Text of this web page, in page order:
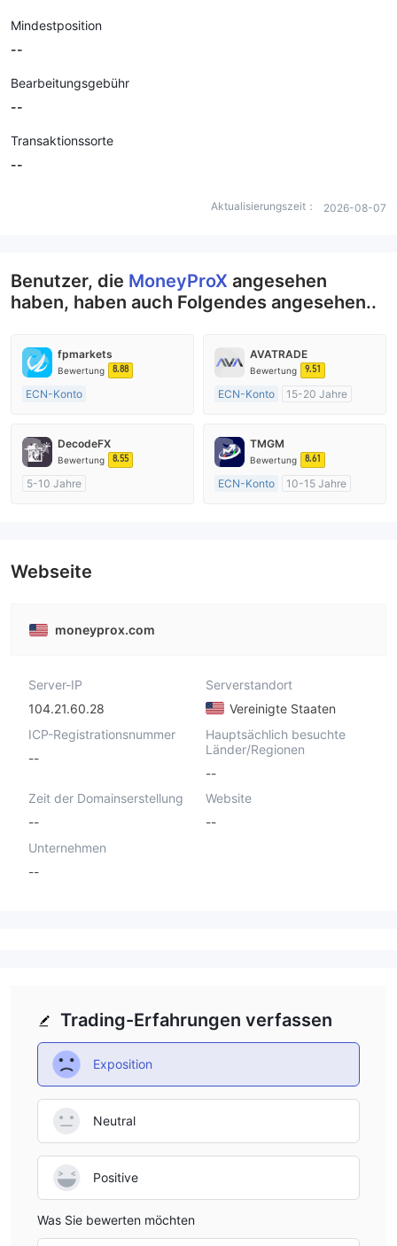
Mindestposition
--
Bearbeitungsgebühr
--
Transaktionssorte
--
Aktualisierungszeit： 2026-08-07
Benutzer, die MoneyProX angesehen
haben, haben auch Folgendes angesehen..
fpmarkets
Bewertung 8.88
ECN-Konto
AustralienRegulierung
Market Making (MM)
AVATRADE
Bewertung 9.51
ECN-Konto
15-20 Jahre
Market Making (MM)
MT4-Volllizenz
DecodeFX
Bewertung 8.55
5-10 Jahre
TMGM
Bewertung 8.61
ECN-Konto
10-15 Jahre
Webseite
moneyprox.com
Server-IP
104.21.60.28
Serverstandort
Vereinigte Staaten
ICP-Registrationsnummer
--
Hauptsächlich besuchte
Länder/Regionen
--
Zeit der Domainserstellung
--
Website
--
Unternehmen
--
Trading-Erfahrungen verfassen
Exposition
Neutral
Positive
Was Sie bewerten möchten